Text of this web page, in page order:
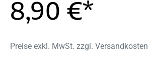
8,90 €*
Preise exkl. MwSt. zzgl. Versandkosten